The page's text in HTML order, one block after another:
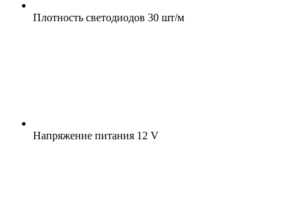
Плотность светодиодов 30 шт/м
Напряжение питания 12 V